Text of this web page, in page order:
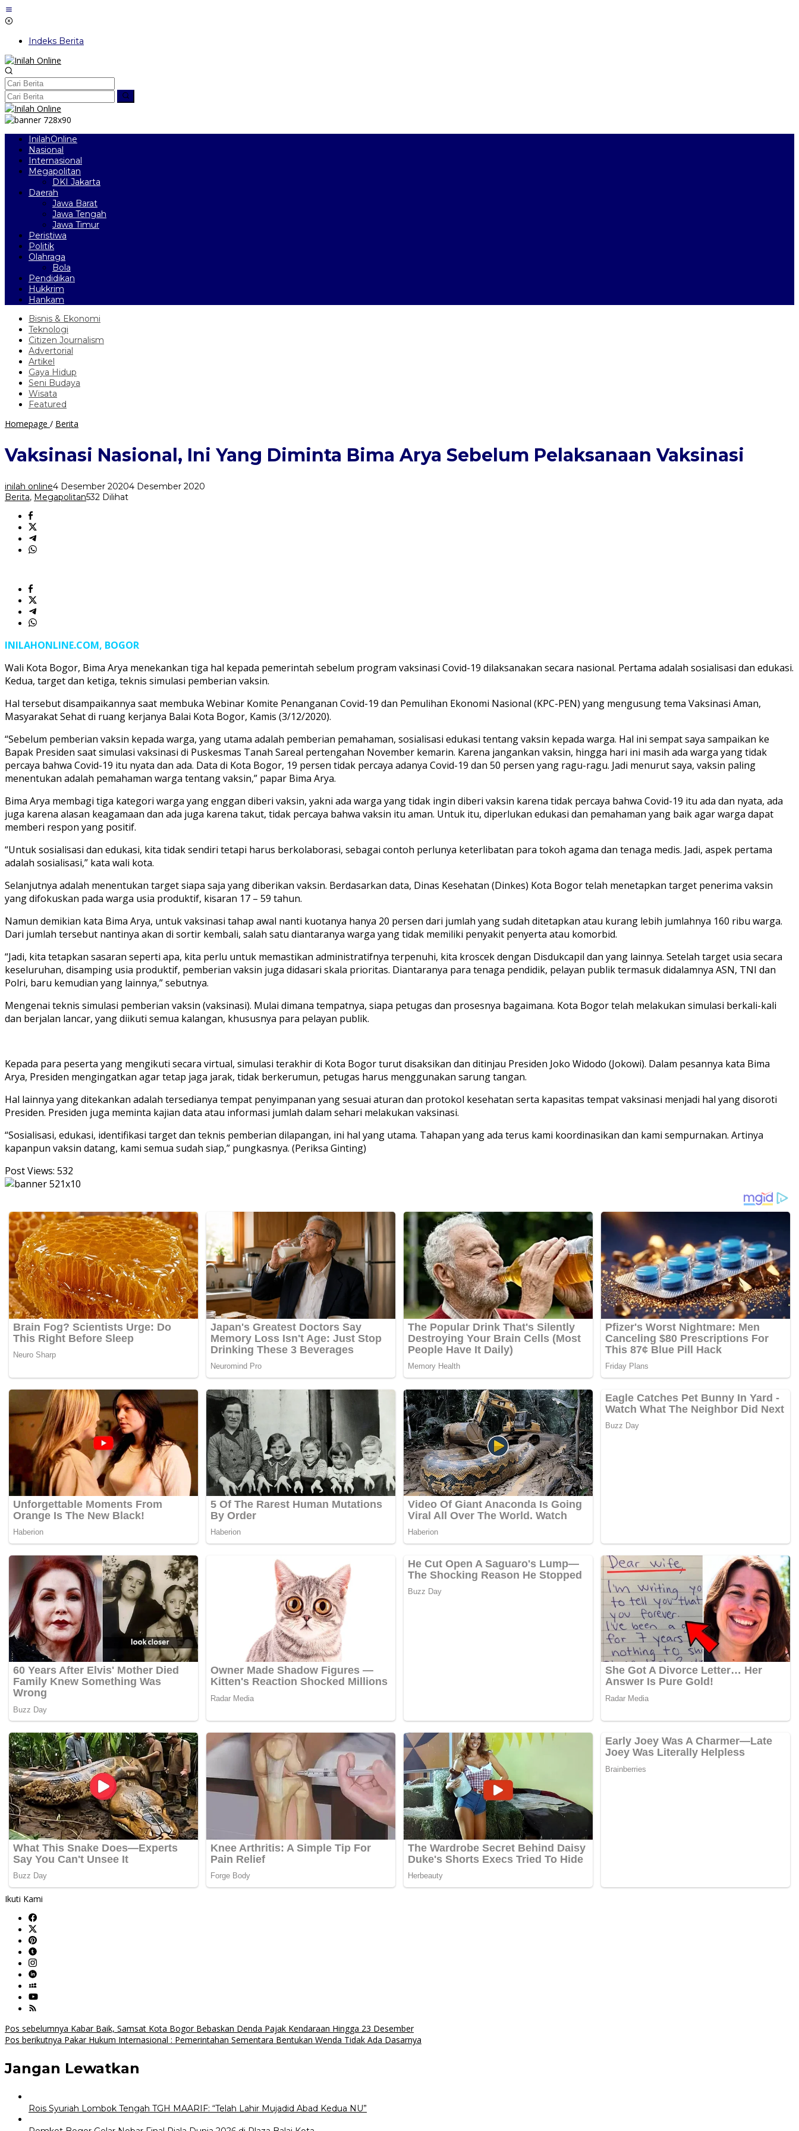
Lewati
ke
Indeks Berita
InilahOnline
Nasional
Internasional
Megapolitan
DKI Jakarta
Daerah
Jawa Barat
Jawa Tengah
Jawa Timur
Peristiwa
Politik
Olahraga
Bola
Pendidikan
Hukkrim
Hankam
Bisnis & Ekonomi
Teknologi
Citizen Journalism
Advertorial
Artikel
Gaya Hidup
Seni Budaya
Wisata
Featured
Homepage / Berita
Yang
Arya
Sebelum
Vaksinasi Nasional, Ini Yang Diminta Bima Arya Sebelum Pelaksanaan Vaksinasi
inilah online4 Desember 20204 Desember 2020
Berita, Megapolitan532 Dilihat
INILAHONLINE.COM, BOGOR
Wali Kota Bogor, Bima Arya menekankan tiga hal kepada pemerintah sebelum program vaksinasi Covid-19 dilaksanakan secara nasional. Pertama adalah sosialisasi dan edukasi.
Kedua, target dan ketiga, teknis simulasi pemberian vaksin.
Hal tersebut disampaikannya saat membuka Webinar Komite Penanganan Covid-19 dan Pemulihan Ekonomi Nasional (KPC-PEN) yang mengusung tema Vaksinasi Aman,
Masyarakat Sehat di ruang kerjanya Balai Kota Bogor, Kamis (3/12/2020).
“Sebelum pemberian vaksin kepada warga, yang utama adalah pemberian pemahaman, sosialisasi edukasi tentang vaksin kepada warga. Hal ini sempat saya sampaikan ke
Bapak Presiden saat simulasi vaksinasi di Puskesmas Tanah Sareal pertengahan November kemarin. Karena jangankan vaksin, hingga hari ini masih ada warga yang tidak
percaya bahwa Covid-19 itu nyata dan ada. Data di Kota Bogor, 19 persen tidak percaya adanya Covid-19 dan 50 persen yang ragu-ragu. Jadi menurut saya, vaksin paling
menentukan adalah pemahaman warga tentang vaksin,” papar Bima Arya.
Bima Arya membagi tiga kategori warga yang enggan diberi vaksin, yakni ada warga yang tidak ingin diberi vaksin karena tidak percaya bahwa Covid-19 itu ada dan nyata, ada
juga karena alasan keagamaan dan ada juga karena takut, tidak percaya bahwa vaksin itu aman. Untuk itu, diperlukan edukasi dan pemahaman yang baik agar warga dapat
memberi respon yang positif.
“Untuk sosialisasi dan edukasi, kita tidak sendiri tetapi harus berkolaborasi, sebagai contoh perlunya keterlibatan para tokoh agama dan tenaga medis. Jadi, aspek pertama
adalah sosialisasi,” kata wali kota.
Selanjutnya adalah menentukan target siapa saja yang diberikan vaksin. Berdasarkan data, Dinas Kesehatan (Dinkes) Kota Bogor telah menetapkan target penerima vaksin
yang difokuskan pada warga usia produktif, kisaran 17 – 59 tahun.
Namun demikian kata Bima Arya, untuk vaksinasi tahap awal nanti kuotanya hanya 20 persen dari jumlah yang sudah ditetapkan atau kurang lebih jumlahnya 160 ribu warga.
Dari jumlah tersebut nantinya akan di sortir kembali, salah satu diantaranya warga yang tidak memiliki penyakit penyerta atau komorbid.
“Jadi, kita tetapkan sasaran seperti apa, kita perlu untuk memastikan administratifnya terpenuhi, kita kroscek dengan Disdukcapil dan yang lainnya. Setelah target usia secara
keseluruhan, disamping usia produktif, pemberian vaksin juga didasari skala prioritas. Diantaranya para tenaga pendidik, pelayan publik termasuk didalamnya ASN, TNI dan
Polri, baru kemudian yang lainnya,” sebutnya.
Mengenai teknis simulasi pemberian vaksin (vaksinasi). Mulai dimana tempatnya, siapa petugas dan prosesnya bagaimana. Kota Bogor telah melakukan simulasi berkali-kali
dan berjalan lancar, yang diikuti semua kalangan, khususnya para pelayan publik.
Kepada para peserta yang mengikuti secara virtual, simulasi terakhir di Kota Bogor turut disaksikan dan ditinjau Presiden Joko Widodo (Jokowi). Dalam pesannya kata Bima
Arya, Presiden mengingatkan agar tetap jaga jarak, tidak berkerumun, petugas harus menggunakan sarung tangan.
Hal lainnya yang ditekankan adalah tersedianya tempat penyimpanan yang sesuai aturan dan protokol kesehatan serta kapasitas tempat vaksinasi menjadi hal yang disoroti
Presiden. Presiden juga meminta kajian data atau informasi jumlah dalam sehari melakukan vaksinasi.
“Sosialisasi, edukasi, identifikasi target dan teknis pemberian dilapangan, ini hal yang utama. Tahapan yang ada terus kami koordinasikan dan kami sempurnakan. Artinya
kapanpun vaksin datang, kami semua sudah siap,” pungkasnya. (Periksa Ginting)
Post Views: 532
Ikuti Kami
Navigasi
pos
Pos sebelumnya Kabar Baik, Samsat Kota Bogor Bebaskan Denda Pajak Kendaraan Hingga 23 Desember
Pos berikutnya Pakar Hukum Internasional : Pemerintahan Sementara Bentukan Wenda Tidak Ada Dasarnya
Jangan Lewatkan
Rois Syuriah Lombok Tengah TGH MAARIF: “Telah Lahir Mujadid Abad Kedua NU”